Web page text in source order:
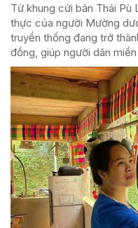
Từ khung cửi bản Thái Pù
thực của người Mường
truyền thống đang trở
đồng, giúp người dân miền